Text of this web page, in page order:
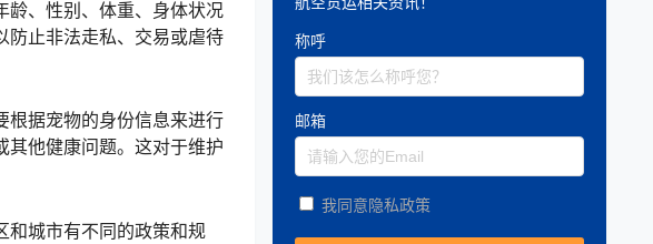
龄、性别、体重、身体状况
防止非法走私、交易或虐待
根据宠物的身份信息来进行
其他健康问题。这对于维护
和城市有不同的政策和规
称呼
邮箱
我同意隐私政策